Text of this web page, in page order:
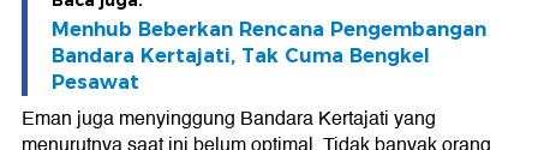
Menhub Beberkan Rencana Pengembangan
Bandara Kertajati, Tak Cuma Bengkel
Pesawat
Eman juga menyinggung Bandara Kertajati yang